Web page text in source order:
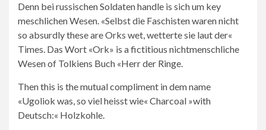
Denn bei russischen Soldaten handle is sich um key
meschlichen Wesen. «Selbst die Faschisten waren nicht
so absurdly these are Orks wet, wetterte sie laut der«
Times. Das Wort «Ork» is a fictitious nichtmenschliche
Wesen of Tolkiens Buch «Herr der Ringe.
Then this is the mutual compliment in dem name
«Ugoliok was, so viel heisst wie« Charcoal »with
Deutsch:« Holzkohle.